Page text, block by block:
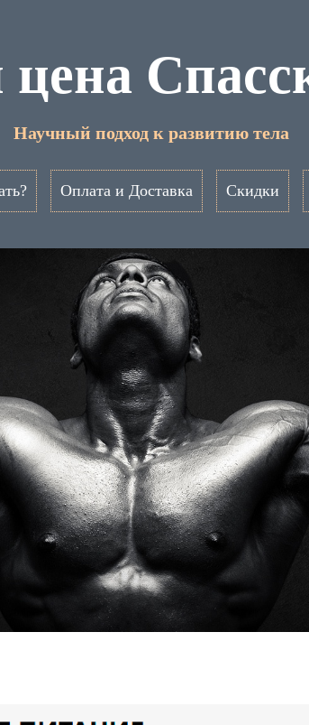
цена
Научный подход к развитию тела
Оплата и Доставка Скидки